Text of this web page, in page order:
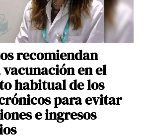
recomiendan
en el
habitual de los
para evitar
e ingresos